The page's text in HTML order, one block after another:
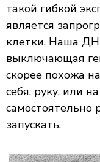
такой гибкой
является
клетки. Наша
выключающая
скорее похожа
себя, руку, или
самостоятельно
запускать.